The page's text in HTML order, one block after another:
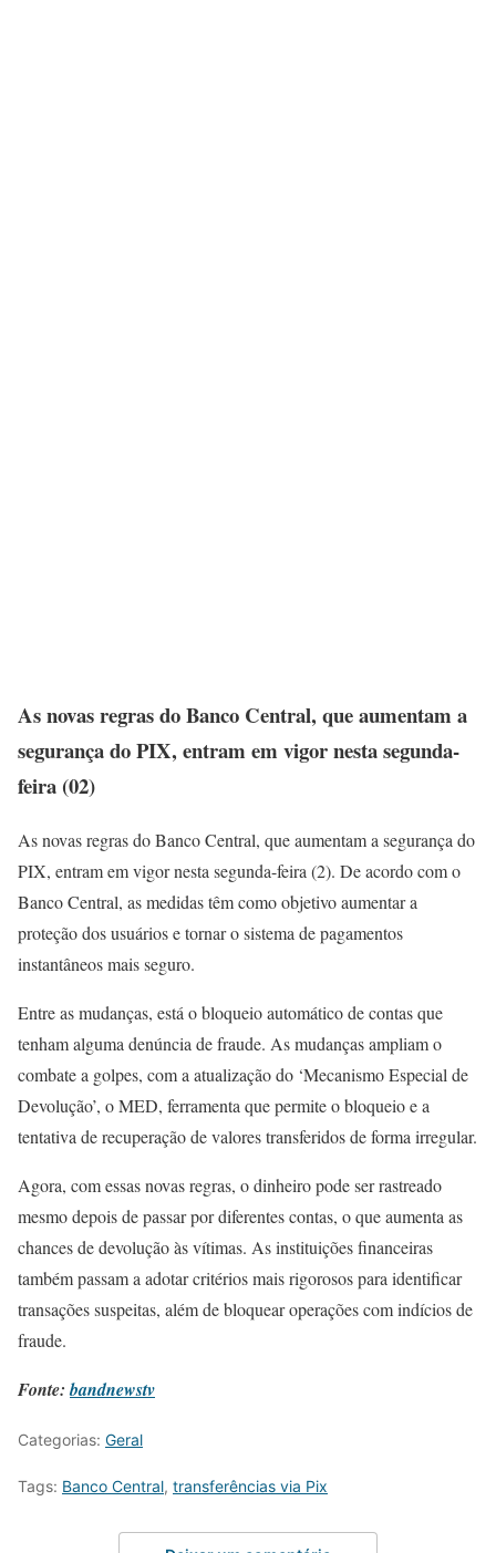
As novas regras do Banco Central, que aumentam a
segurança do PIX, entram em vigor nesta segunda-
feira (02)
As novas regras do Banco Central, que aumentam a segurança do
PIX, entram em vigor nesta segunda-feira (2). De acordo com o
Banco Central, as medidas têm como objetivo aumentar a
proteção dos usuários e tornar o sistema de pagamentos
instantâneos mais seguro.
Entre as mudanças, está o bloqueio automático de contas que
tenham alguma denúncia de fraude. As mudanças ampliam o
combate a golpes, com a atualização do ‘Mecanismo Especial de
Devolução’, o MED, ferramenta que permite o bloqueio e a
tentativa de recuperação de valores transferidos de forma irregular.
Agora, com essas novas regras, o dinheiro pode ser rastreado
mesmo depois de passar por diferentes contas, o que aumenta as
chances de devolução às vítimas. As instituições financeiras
também passam a adotar critérios mais rigorosos para identificar
transações suspeitas, além de bloquear operações com indícios de
fraude.
Fonte:bandnewstv
Categorias: Geral
Tags: Banco Central, transferências via Pix